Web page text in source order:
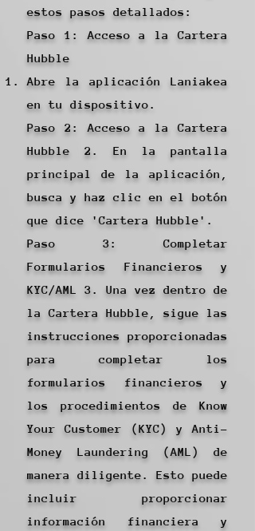
estos pasos detallados:
Paso 1: Acceso a la Cartera
Hubble
Abre la aplicación Laniakea
en tu dispositivo.
Paso 2: Acceso a la Cartera
Hubble 2. En la pantalla
principal de la aplicación,
busca y haz clic en el botón
que dice 'Cartera Hubble'.
Paso 3: Completar
Formularios Financieros y
KYC/AML 3. Una vez dentro de
la Cartera Hubble, sigue las
instrucciones proporcionadas
para completar los
formularios financieros y
los procedimientos de Know
Your Customer (KYC) y Anti-
Money Laundering (AML) de
manera diligente. Esto puede
incluir proporcionar
información financiera y